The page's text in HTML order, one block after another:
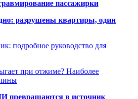
пассажирки
разрушены квартиры, один
подробное руководство для
при отжиме? Наиболее
превращаются в источник